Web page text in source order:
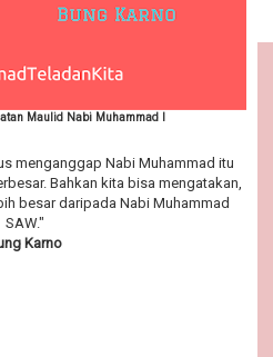
Maulid Nabi Muhammad I
menganggap Nabi Muhammad itu
Bahkan kita bisa mengatakan,
besar daripada Nabi Muhammad
SAW."
Karno